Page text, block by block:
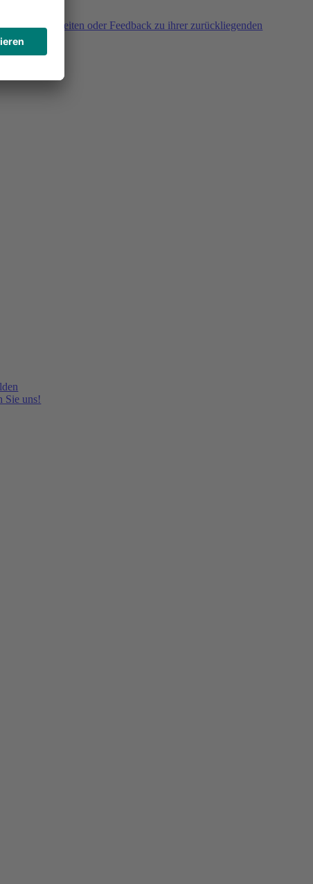
Unklarheiten oder Feedback zu ihrer zurückliegenden
Sie uns!